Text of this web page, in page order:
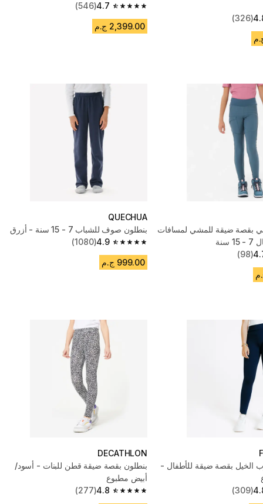
(326)
4.7
4.7 out of 5 stars from 546 reviews
(546)
2,399.00 ج.م
بقصة ضيقة للمشي لمسافات
(98)
QUECHUA
بنطلون صوف للشباب 7 - 15 سنة - أزرق
4.9
4.9 out of 5 stars from 1080 reviews
(1080)
999.00 ج.م
الخيل بقصة ضيقة للأطفال -
(309)
DECATHLON
بنطلون بقصة ضيقة قطن للبنات - أسود/
أبيض مطبوع
4.8
4.8 out of 5 stars from 277 reviews
(277)